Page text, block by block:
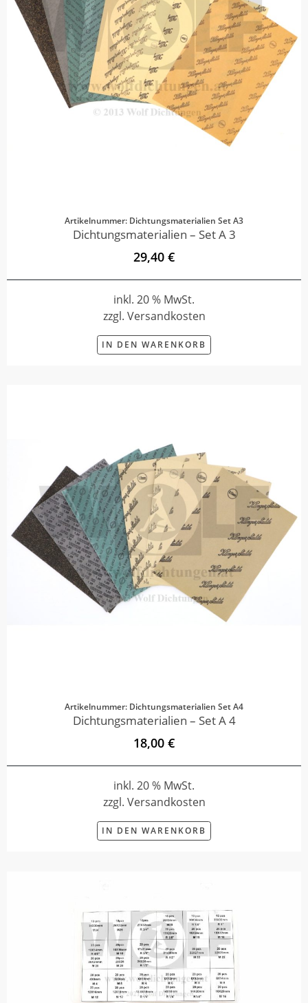
Artikelnummer: Dichtungsmaterialien Set A3
Dichtungsmaterialien – Set A 3
29,40 €
inkl. 20 % MwSt.
zzgl. Versandkosten
IN DEN WARENKORB
Artikelnummer: Dichtungsmaterialien Set A4
Dichtungsmaterialien – Set A 4
18,00 €
inkl. 20 % MwSt.
zzgl. Versandkosten
IN DEN WARENKORB